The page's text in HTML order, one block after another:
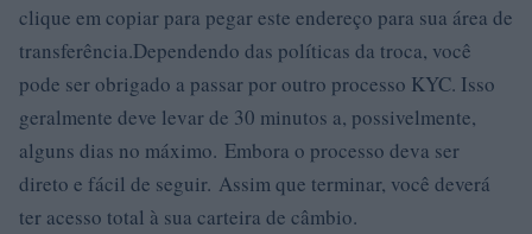
clique em copiar para pegar este endereço para sua área de
transferência.Dependendo das políticas da troca, você
pode ser obrigado a passar por outro processo KYC. Isso
geralmente deve levar de 30 minutos a, possivelmente,
alguns dias no máximo. Embora o processo deva ser
direto e fácil de seguir. Assim que terminar, você deverá
ter acesso total à sua carteira de câmbio.